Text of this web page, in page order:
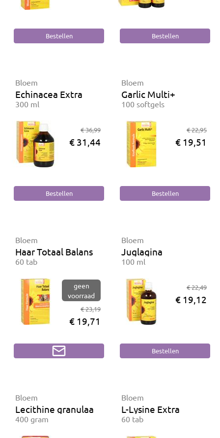
Bloem
Echinacea Extra
300 ml
€ 36,99
€ 31,44
Bloem
Garlic Multi+
100 softgels
€ 22,95
€ 19,51
Bloem
Haar Totaal Balans
60 tab
geen
voorraad
€ 23,19
€ 19,71
Bloem
Juglagina
100 ml
€ 22,49
€ 19,12
Bloem
Lecithine granulaat 98%
400 gram
Bloem
L-Lysine Extra
60 tab